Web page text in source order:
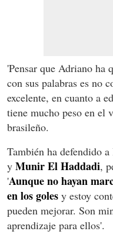
'Pensar que Adriano ha
con sus palabras es no
excelente, en cuanto a
tiene mucho peso en el
brasileño.
También ha defendido
y Munir El Haddadi,
'Aunque no hayan
en los goles y estoy
pueden mejorar. Son
aprendizaje para ellos'.